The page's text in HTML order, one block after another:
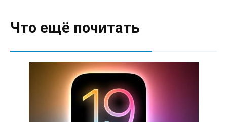
Что ещё почитать